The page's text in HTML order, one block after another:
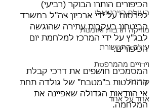
העולם הוירטואלי
מוזיקה תרבות ואומנות
עולם התקשורת
וידויים מהמרפסת
קורונה
אחד על אחד
הכיפורים הותרו הבוקר (רביעי)
לפרסום על ידי ארכיון צה"ל במשרד
הביטחון בעקבות עתירה שהוגשה
לבג"ץ על ידי המרכז למלחמת יום
הכיפורים.
המסמכים חושפים את דרכי קבלת
ההחלטות ב"מטבח" של גולדה תחת
אי הוודאות הגדולה שאפיינה את
המלחמה.